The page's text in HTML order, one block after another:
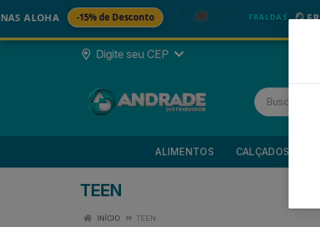
-15% de Desconto 🚚 FRALDAS 🪞 FRALDA
Digite seu CEP
ALIMENTOS CALÇADOS
TEEN
INÍCIO TEEN